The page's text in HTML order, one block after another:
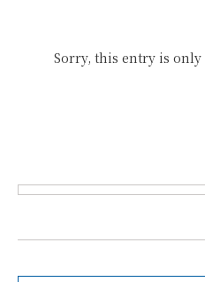
Sorry, this entry is